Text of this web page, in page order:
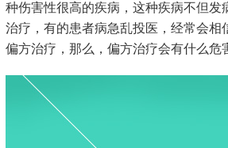
种伤害性很高的疾病，这种疾病不但发
治疗，有的患者病急乱投医，经常会相
偏方治疗，那么，偏方治疗会有什么危